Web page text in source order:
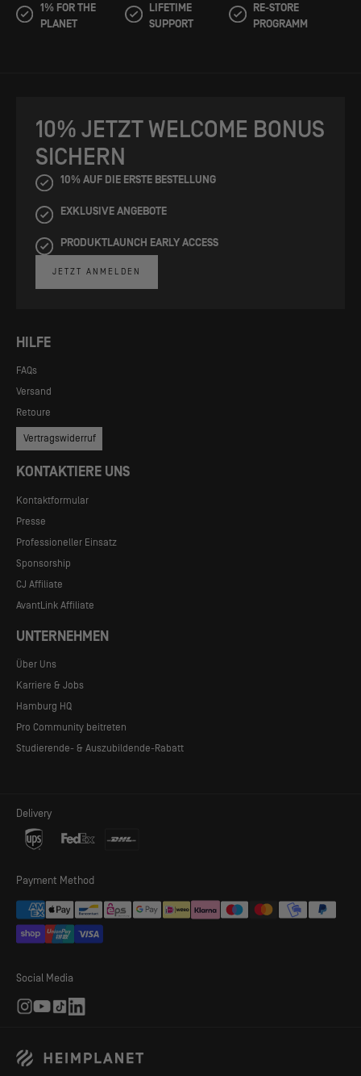
MEHR PLATZ, WENIGER GEWICHT
Dank einer neuen Variante unseres Inflatable Diamond Grid
(IDG) konnten wir beim Kirra effizienter mit den Streben des
Luftrahmens umgehen. Dies führt zu einem genauso
1% FOR THE
PLANET
LIFETIME
SUPPORT
RE-STORE
PROGRAMM
HILFE
FAQs
Versand
Retoure
Vertragswiderruf
KONTAKTIERE UNS
Kontaktformular
Presse
Professioneller Einsatz
Sponsorship
CJ Affiliate
AvantLink Affiliate
UNTERNEHMEN
Über Uns
Karriere & Jobs
Hamburg HQ
Pro Community beitreten
Studierende- & Auszubildende-Rabatt
10% JETZT WELCOME BONUS
SICHERN
10% AUF DIE ERSTE BESTELLUNG
EXKLUSIVE ANGEBOTE
PRODUKTLAUNCH EARLY ACCESS
JETZT ANMELDEN
Delivery
Payment Method
Social Media